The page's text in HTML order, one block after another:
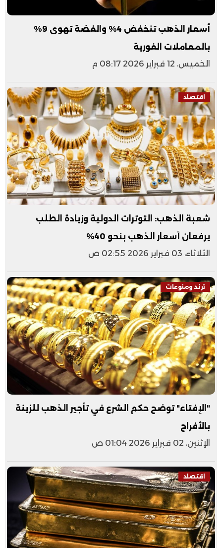
أسعار الذهب تنخفض 4% والفضة تهوى 9%
بالمعاملات الفورية
الخميس، 12 فبراير 2026 08:17 م
اقتصاد
شعبة الذهب: التوترات الدولية وزيادة الطلب
يرفعان أسعار الذهب بنحو 40%
الثلاثاء، 03 فبراير 2026 02:55 ص
ترند ومنوعات
"الإفتاء" توضح حكم الشرع في تأجير الذهب للزينة
بالأفراح
الإثنين، 02 فبراير 2026 01:04 ص
اقتصاد